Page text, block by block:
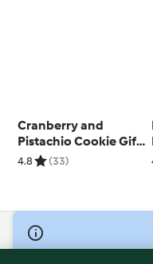
Cranberry and
Pistachio Cookie Gift
Jar
4.8 (33)
© Copyright 2026